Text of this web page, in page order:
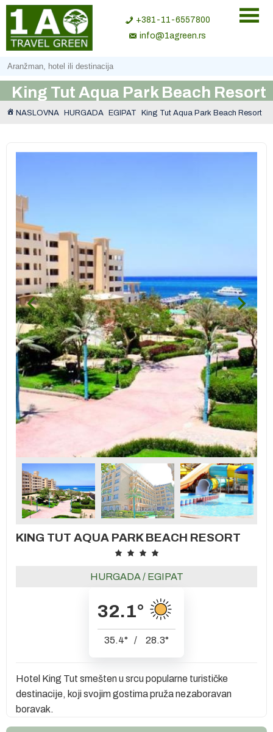
+381-11-6557800
info@1agreen.rs
King Tut Aqua Park Beach Resort
NASLOVNA HURGADA EGIPAT King Tut Aqua Park Beach Resort
KING TUT AQUA PARK BEACH RESORT
HURGADA/ EGIPAT
32.1°
35.4° / 28.3°
Hotel King Tut smešten u srcu popularne turističke
destinacije, koji svojim gostima pruža nezaboravan
boravak.